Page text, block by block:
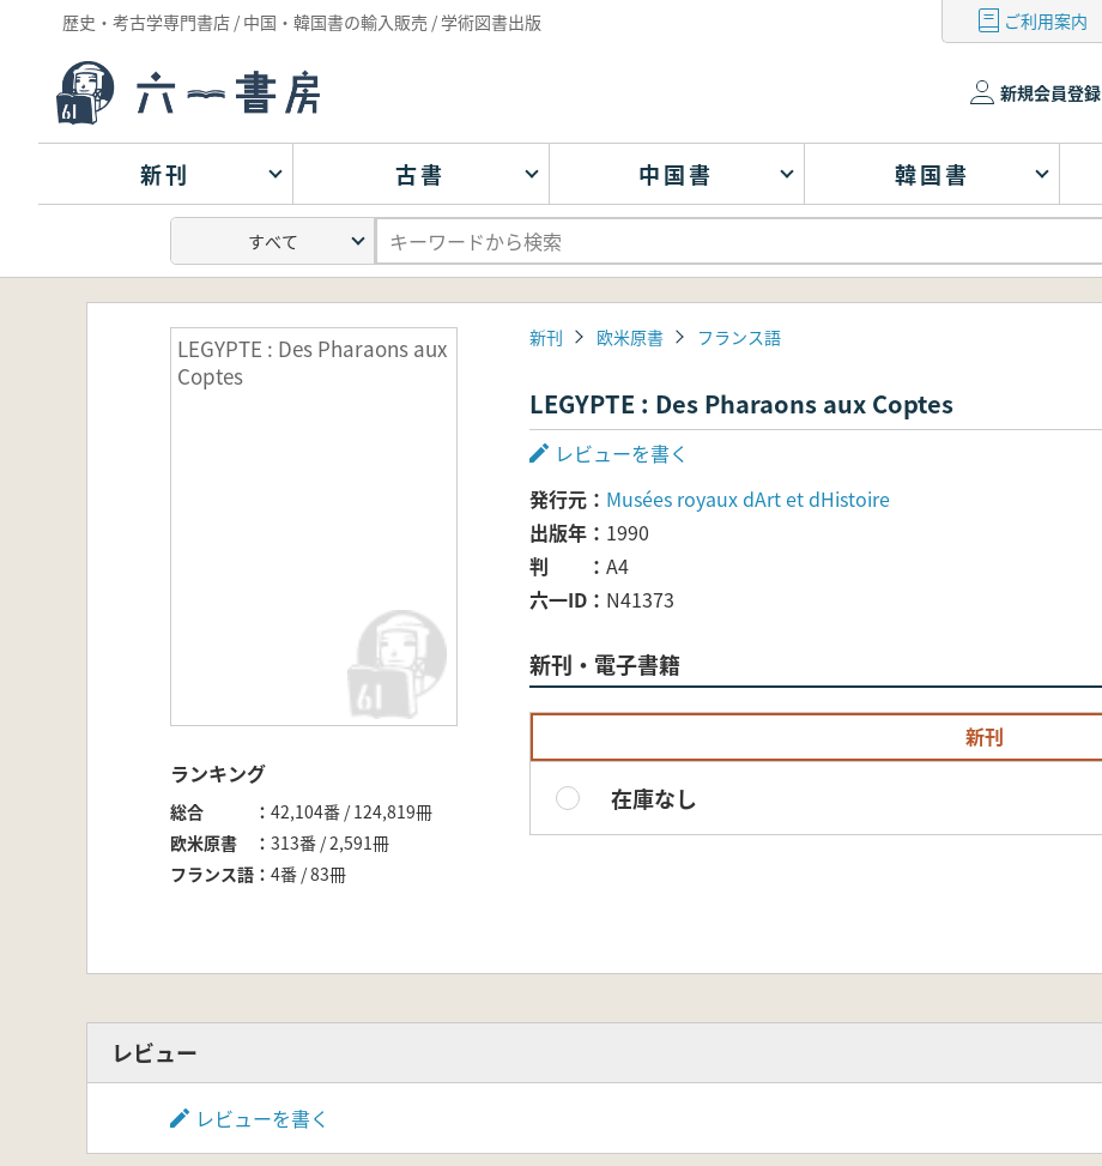
歴史・考古学専門書店 / 中国・韓国書の輸入販売 / 学術図書出版 ご利用案内
新規会員登録
新刊 古書 中国書 韓国書
LEGYPTE : Des Pharaons aux
Coptes
ランキング
総合
42,104番 / 124,819冊
欧米原書
313番 / 2,591冊
フランス語
4番 / 83冊
新刊 欧米原書 フランス語
LEGYPTE : Des Pharaons aux Coptes
レビューを書く
発行元
Musées royaux dArt et dHistoire
出版年
1990
判
A4
六一ID
N41373
新刊・電子書籍
新刊
在庫なし
レビュー
レビューを書く